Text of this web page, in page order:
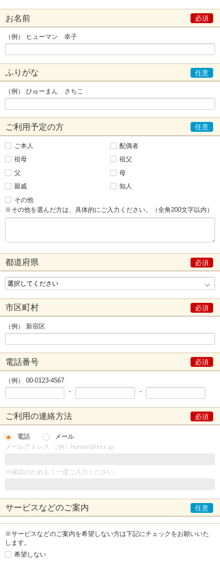
お名前
（例） ヒューマン 幸子
ふりがな
（例） ひゅーまん さちこ
ご利用予定の方
ご本人
配偶者
祖母
祖父
父
母
親戚
知人
その他
※その他を選んだ方は、具体的にご入力ください。（全角200文字以内）
都道府県
市区町村
（例） 新宿区
電話番号
（例） 00-0123-4567
-
-
ご利用の連絡方法
電話
メール
メールアドレス （例）human@xxx.jp
※確認のためもう一度ご入力ください。
サービスなどのご案内
※サービスなどのご案内を希望しない方は下記にチェックをお願いいた
します。
希望しない